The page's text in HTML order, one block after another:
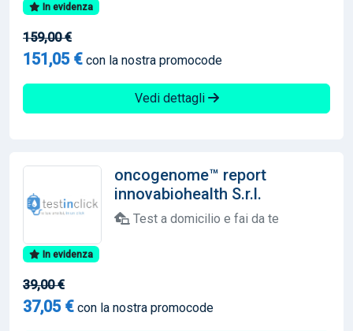
In evidenza
159,00 €
151,05 € con la nostra promocode
Vedi dettagli
oncogenome™ report
innovabiohealth S.r.l.
Test a domicilio e fai da te
In evidenza
39,00 €
37,05 € con la nostra promocode